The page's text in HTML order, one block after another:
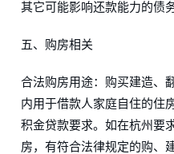
其它可能影响还款能力的债务
五、购房相关
合法购房用途：购买建造、
内用于借款人家庭自住的住
积金贷款要求。如在杭州要
房，有符合法律规定的购、